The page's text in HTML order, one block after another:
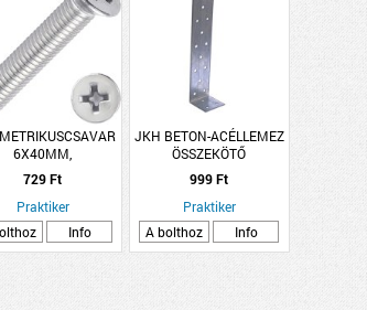
6X40MM,
SF. SB-1
729 Ft
Praktiker
Info
JKH BETON-ACÉLLEMEZ
ÖSSZEKÖTŐ
200X40X40MM
999 Ft
Praktiker
A bolthoz
Info